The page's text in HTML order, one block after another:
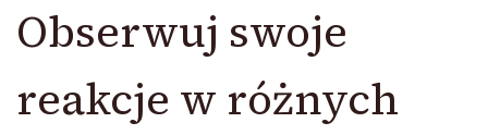
Obserwuj swoje
reakcje w różnych